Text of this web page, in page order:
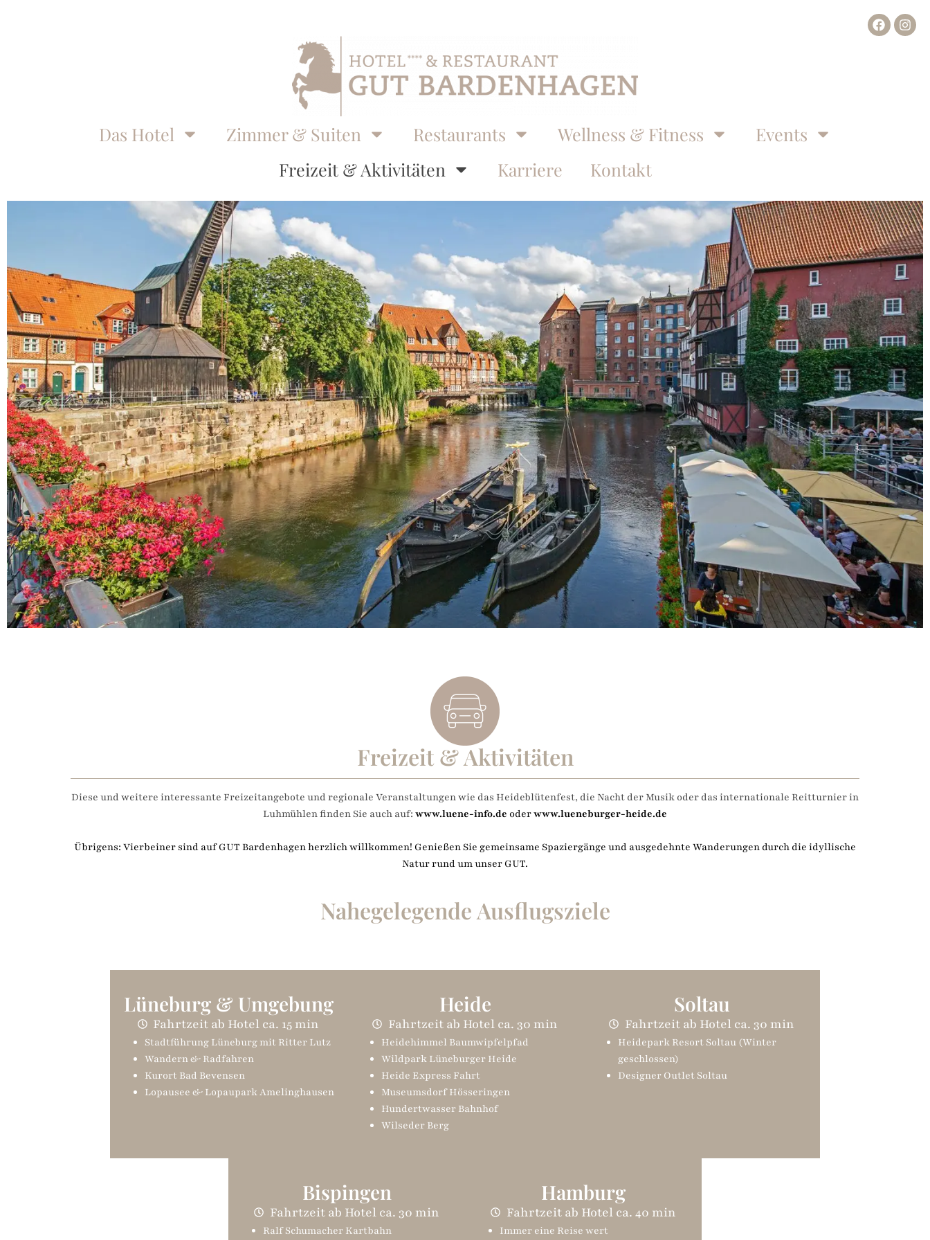
Das Hotel Zimmer & Suiten Restaurants Wellness & Fitness
Events
Freizeit & Aktivitäten
Karriere Kontakt
Freizeit & Aktivitäten
Diese und weitere interessante Freizeitangebote und regionale Veranstaltungen wie das Heideblütenfest, die Nacht der Musik oder das internationale Reitturnier in
Luhmühlen finden Sie auch auf: www.luene-info.de oderwww.lueneburger-heide.de
Übrigens: Vierbeiner sind auf GUT Bardenhagen herzlich willkommen! Genießen Sie gemeinsame Spaziergänge und ausgedehnte Wanderungen durch die idyllische
Natur rund um unser GUT.
Nahegelegende Ausflugsziele
Lüneburg & Umgebung
Fahrtzeit ab Hotel ca. 15 min
Stadtführung Lüneburg mit Ritter Lutz
Wandern & Radfahren
Kurort Bad Bevensen
Lopausee & Lopaupark Amelinghausen
Heide
Fahrtzeit ab Hotel ca. 30 min
Heidehimmel Baumwipfelpfad
Wildpark Lüneburger Heide
Heide Express Fahrt
Museumsdorf Hösseringen
Hundertwasser Bahnhof
Wilseder Berg
Soltau
Fahrtzeit ab Hotel ca. 30 min
Heidepark Resort Soltau (Winter
geschlossen)
Designer Outlet Soltau
Bispingen
Fahrtzeit ab Hotel ca. 30 min
Ralf Schumacher Kartbahn
Hamburg
Fahrtzeit ab Hotel ca. 40 min
Immer eine Reise wert